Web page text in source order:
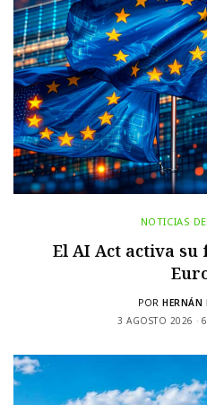
NOTICIAS
El AI Act activa su
POR HERNÁN
3 AGOSTO 2026